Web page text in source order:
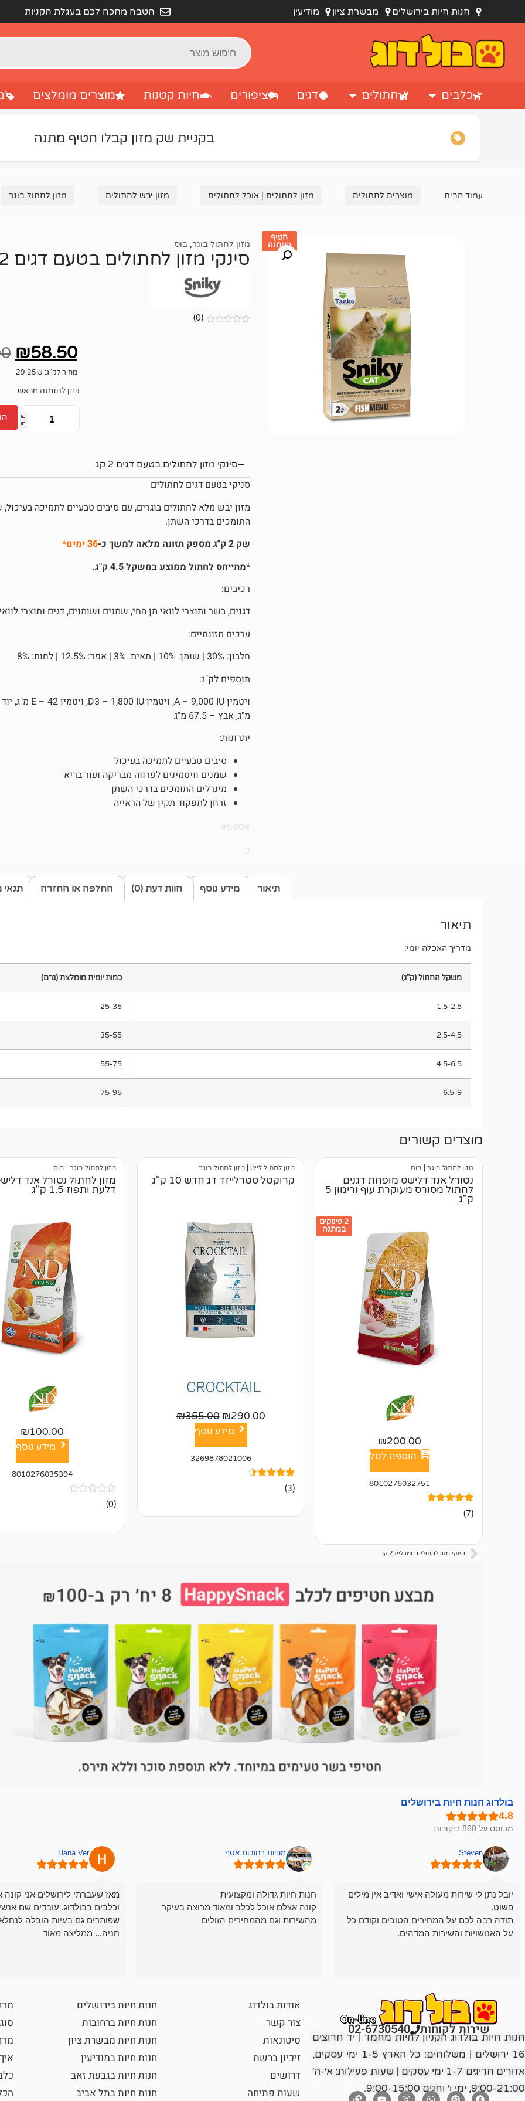
חנות חיות בירושלים מבשרת ציון מודיעין הטבה מחכה לכם בעגלת הקניות
כלבים חתולים דגים ציפורים חיות קטנות מוצרים מומלצים
בקניית שק מזון קבלו חטיף מתנה
עמוד הבית מוצרים לחתולים מזון לחתולים | אוכל לחתולים מזון יבש לחתולים מזון לחתול בוגר
חטיף
במתנה
מזון לחתול בוגר, בוס
סינקי מזון לחתולים בטעם דגים 2 קג
(0)
₪58.50
מחיר לק"ג: 29.25₪
ניתן להזמנה מראש
סינקי מזון לחתולים בטעם דגים 2 קג
סניקי בטעם דגים לחתולים
מזון יבש מלא לחתולים בוגרים, עם סיבים טבעיים לתמיכה בעיכול,
התומכים בדרכי השתן.
שק 2 ק"ג מספק תזונה מלאה למשך כ-
36 ימים*
*מתייחס לחתול ממוצע במשקל 4.5 ק"ג.
רכיבים:
דגנים, בשר ותוצרי לוואי מן החי, שמנים ושומנים, דגים ותוצרי
ערכים תזונתיים:
חלבון: 30% | שומן: 10% | תאית: 3% | אפר: 12.5% | לחות: 8%
תוספים לק"ג:
מ"ג, אבץ – 67.5 מ"ג
יתרונות:
סיבים טבעיים לתמיכה בעיכול
שמנים וויטמינים לפרווה מבריקה ועור בריא
מינרלים התומכים בדרכי השתן
זרחן לתפקוד תקין של הראייה
#580#
2
תיאור מידע נוסף חוות דעת (0) החלפה או החזרה
תיאור
מדריך האכלה יומי:
משקל החתול (ק"ג) כמות יומית מומלצת (גרם)
1.5-2.5
25-35
2.5-4.5
35-55
4.5-6.5
55-75
6.5-9
75-95
מוצרים קשורים
מזון לחתול בוגר | בוס
נטורל אנד דלישס מופחת דגנים
לחתול מסורס מעוקרת עוף ורימון 5
ק"ג
2 פינוקים
במתנה
₪200.00
הוספה לסל
8010276032751
מדורגים
4.57
7
דירוגים של
לקוחות
(7)
מזון לחתול לייט | מזון לחתול בוגר
קרוקטל סטרלייזד דג חדש 10 ק"ג
₪290.00
₪355.00
מידע נוסף
3269878021006
מדורגים
4.33
3(3)
מזון לחתול בוגר | בוס
מזון לחתול נטורל אנד
דלעת ותפוז 1.5 ק"ג
₪100.00
מידע נוסף
8010276035394
אין
ביקורות
(0)
סינקי מזון לחתולים סטרלייז 2 קג
בולדוג חנות חיות בירושלים
מבוסס על 860 ביקורות
Steven
יובל נתן לי שירות מעולה אישי ואדיב אין מילים
פשוט.
תודה רבה לכם על המחירים הטובים וקודם כל
על האנושויות והשירות המדהים.
מוניות רחובות אסף
חנות חיות גדולה ומקצועית
קונה אצלם אוכל לכלב ומאוד מרוצה בעיקר
מהשירות וגם מהמחירים הזולים
Hana Ver
מאז שעברתי לירושלים אני קונה
וכלבים בבולדוג. עובדים שם
שפותרים גם בעיות הובלה
חניה... ממליצה מאוד
שירות לקוחות 02-6730540
חנות חיות בולדוג הקניון לחיות מחמד | יד חרוצים
16 ירושלים | משלוחים: כל הארץ 1-5 ימי עסקים,
אזורים חריגים 1-7 ימי עסקים | שעות פעילות: א׳-ה׳
9:00-21:00, ימי ו׳ וחגים 9:00-15:00.
אודות בולדוג
צור קשר
סיטונאות
זיכיון ברשת
דרושים
שעות פתיחה
חנות חיות בירושלים
חנות חיות ברחובות
חנות חיות מבשרת ציון
חנות חיות במודיעין
חנות חיות בגבעת זאב
חנות חיות בתל אביב